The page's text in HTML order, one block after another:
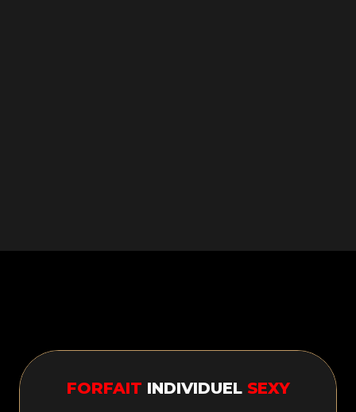
FORFAIT INDIVIDUELSEXY